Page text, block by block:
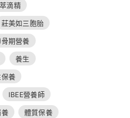
滴精
莊美如三胞胎
期營養
養生
養
IBEE營養師
體質保養